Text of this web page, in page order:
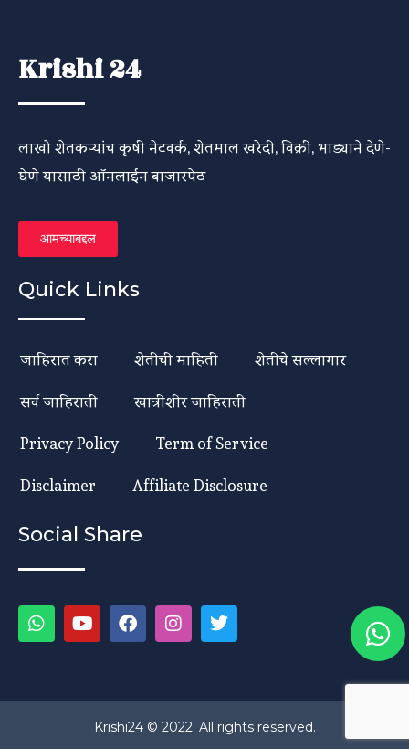
Krishi 24
लाखो शेतकऱ्यांच कृषी नेटवर्क, शेतमाल खरेदी, विक्री, भाड्याने देणे-
घेणे यासाठी ऑनलाईन बाजारपेठ
आमच्याबद्दल
Quick Links
जाहिरात करा शेतीची माहिती
शेतीचे सल्लागार
सर्व जाहिराती
खात्रीशीर जाहिराती
Privacy Policy
Term of Service
Disclaimer
Affiliate Disclosure
Social Share
Krishi24 © 2022. All rights reserved.